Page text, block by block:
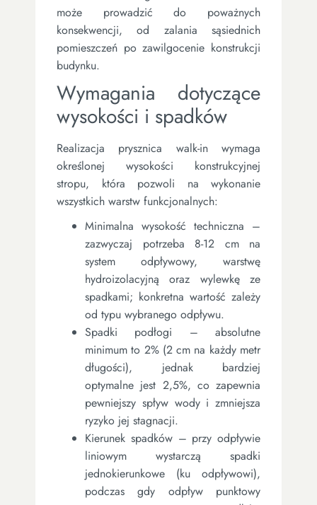
może prowadzić do poważnych
konsekwencji, od zalania sąsiednich
pomieszczeń po zawilgocenie konstrukcji
budynku.
Wymagania dotyczące
wysokości i spadków
Realizacja prysznica walk-in wymaga
określonej wysokości konstrukcyjnej
stropu, która pozwoli na wykonanie
wszystkich warstw funkcjonalnych:
Minimalna wysokość techniczna –
zazwyczaj potrzeba 8-12 cm na
system odpływowy, warstwę
hydroizolacyjną oraz wylewkę ze
spadkami; konkretna wartość zależy
od typu wybranego odpływu.
Spadki podłogi – absolutne
minimum to 2% (2 cm na każdy metr
długości), jednak bardziej
optymalne jest 2,5%, co zapewnia
pewniejszy spływ wody i zmniejsza
ryzyko jej stagnacji.
Kierunek spadków – przy odpływie
liniowym wystarczą spadki
jednokierunkowe (ku odpływowi),
podczas gdy odpływ punktowy